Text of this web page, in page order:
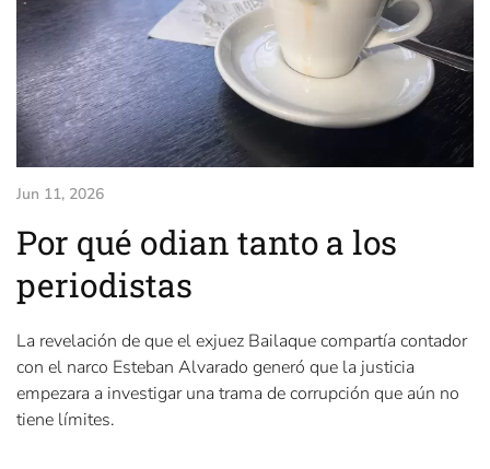
Jun 11, 2026
Por qué odian tanto a los
periodistas
La revelación de que el exjuez Bailaque compartía contador
con el narco Esteban Alvarado generó que la justicia
empezara a investigar una trama de corrupción que aún no
tiene límites.